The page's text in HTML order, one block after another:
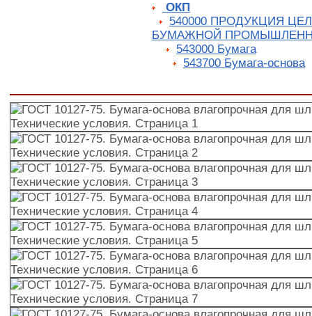
ОКП
540000 ПРОДУКЦИЯ
БУМАЖНОЙ
543000 Бумага
543700 Бумага-основа